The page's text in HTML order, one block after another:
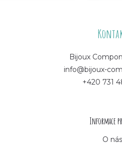
Bijoux
info@bijoux-
+420 731
Informace
O nás